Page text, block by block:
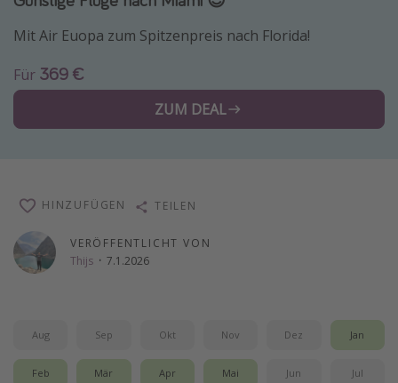
Tulum Urlaub
Japan Rundreise
Wellnessurlaub
Disneyland Paris
Roadtrips
Strandurlaub
Gruppenreisen
Mit Air Euopa zum Spitzenpreis nach Florida!
Für 369 €
ZUM DEAL
VERÖFFENTLICHT VON
Thijs · 7.1.2026
HINZUFÜGEN TEILEN
Aug Sep Okt Nov Dez Jan
Feb Mär Apr Mai Jun Jul